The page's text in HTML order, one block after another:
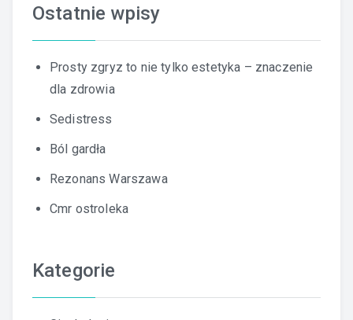
Ostatnie wpisy
Prosty zgryz to nie tylko estetyka – znaczenie
dla zdrowia
Sedistress
Ból gardła
Rezonans Warszawa
Cmr ostroleka
Kategorie